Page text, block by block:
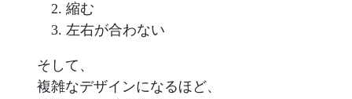
縮む
左右が合わない
そして、
複雑なデザインになるほど、